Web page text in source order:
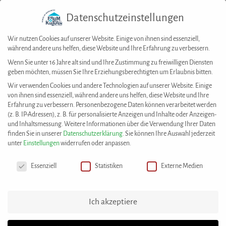
ANGEBOTE
Datenschutzeinstellungen
Wir nutzen Cookies auf unserer Website. Einige von ihnen sind essenziell,
während andere uns helfen, diese Website und Ihre Erfahrung zu verbessern.
Wenn Sie unter 16 Jahre alt sind und Ihre Zustimmung zu freiwilligen Diensten
geben möchten, müssen Sie Ihre Erziehungsberechtigten um Erlaubnis bitten.
Wir verwenden Cookies und andere Technologien auf unserer Website. Einige
von ihnen sind essenziell, während andere uns helfen, diese Website und Ihre
Erfahrung zu verbessern. Personenbezogene Daten können verarbeitet werden
(z. B. IP-Adressen), z. B. für personalisierte Anzeigen und Inhalte oder Anzeigen-
und Inhaltsmessung. Weitere Informationen über die Verwendung Ihrer Daten
finden Sie in unserer Datenschutzerklärung. Sie können Ihre Auswahl jederzeit
unter Einstellungenwiderrufen oder anpassen.
Essenziell
Statistiken Externe Medien
Ich akzeptiere